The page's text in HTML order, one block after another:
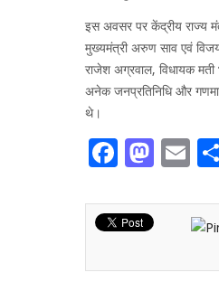
इस अवसर पर केंद्रीय राज्य
मुख्यमंत्री अरुण साव एवं विजय
राजेश अग्रवाल, विधायक मती
अनेक जनप्रतिनिधि और
थे।